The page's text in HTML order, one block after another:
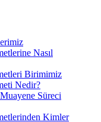
Nasıl
Birimimiz
Nedir?
Süreci
Kimler